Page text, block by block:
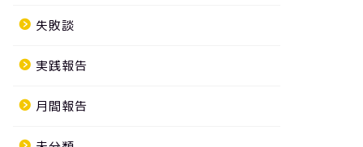
失敗談
実践報告
月間報告